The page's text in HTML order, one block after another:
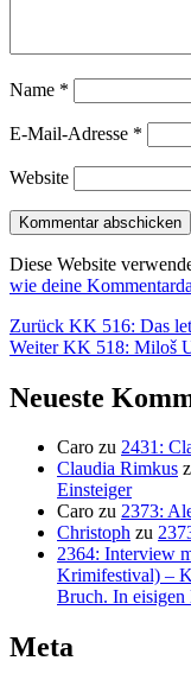
Name *
E-Mail-Adresse *
Website
Diese Website
wie deine
Zurück Vorheriger
Beitrag:
KK 516: Das
Weiter Nächster
KK 518: Miloš
Neueste
Caro zu 2431:
Claudia Rimkus
Einsteiger
Caro zu 2373:
Christoph zu
2364: Interview
Krimifestival) –
Bruch. In eisigen
Meta